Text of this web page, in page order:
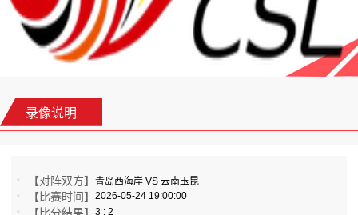
录像说明
【对阵双方】青岛西海岸 VS 云南玉昆
【比赛时间】2026-05-24 19:00:00
3 : 2